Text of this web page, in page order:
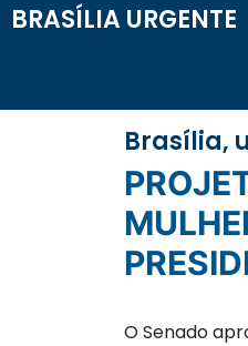
BRASÍLIA URGENTE
Brasília,
PROJETO QUE AMPLIA PREVENÇÃO E TRATAMENTO DE CÂNCER EM
O Senado